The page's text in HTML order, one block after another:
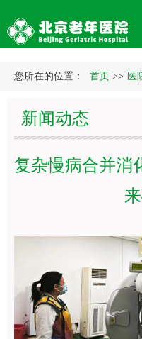
您所在的位置： 首页 >> 医
新闻动态
复杂慢病合并消